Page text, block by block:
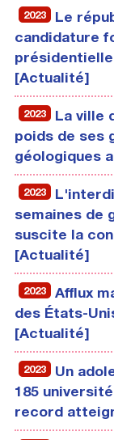
2023
Le
candidature
présidentielle
[Actualité]
2023
La ville
poids de ses
géologiques
2023
semaines de
suscite la
[Actualité]
2023
Afflux
des États-
[Actualité]
2023
Un
185
record